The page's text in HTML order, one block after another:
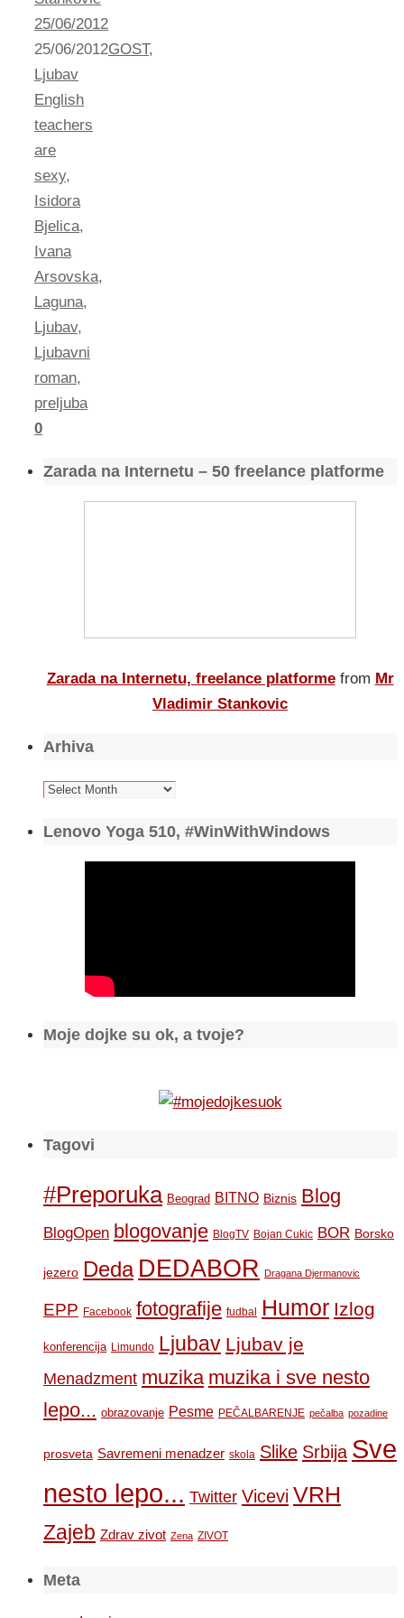
25/06/2012
25/06/2012GOST,
Ljubav
English
teachers
are
sexy,
Isidora
Bjelica,
Ivana
Arsovska,
Laguna,
Ljubav,
Ljubavni
roman,
preljuba
0
Zarada na Internetu – 50 freelance platforme
Zarada na Internetu, freelance platforme from Mr
Vladimir Stankovic
Arhiva
Arhiva
Lenovo Yoga 510, #WinWithWindows
Moje dojke su ok, a tvoje?
Tagovi
#Preporuka Beograd BITNO Biznis Blog
BlogOpen blogovanje BlogTV Bojan Cukic BOR Borsko
jezero Deda DEDABOR Dragana Djermanovic
EPP Facebook fotografije fudbal Humor Izlog
konferencija Limundo Ljubav Ljubav je
Menadzment muzika muzika i sve nesto
lepo... obrazovanje Pesme PEČALBARENJE pečalba pozadine
prosveta Savremeni menadzer skola Slike Srbija Sve
nesto lepo... Twitter Vicevi VRH
Zajeb Zdrav zivot Zena ZIVOT
Meta